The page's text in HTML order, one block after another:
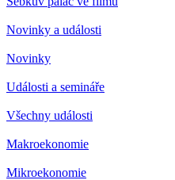
Novinky a události
Novinky
Události a semináře
Všechny události
Makroekonomie
Mikroekonomie